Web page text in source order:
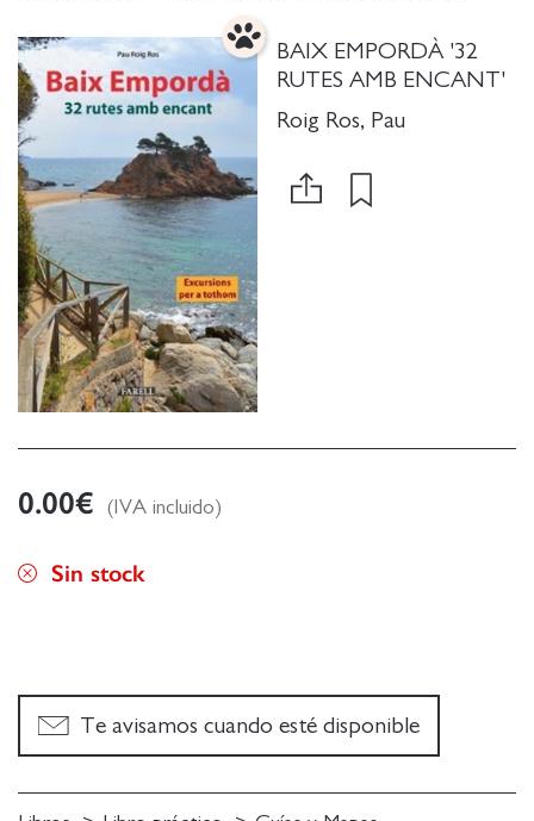
BAIX EMPORDÀ '32
RUTES AMB ENCANT'
Roig Ros, Pau
0.00€ (IVA incluido)
Sin stock
Te avisamos cuando esté disponible